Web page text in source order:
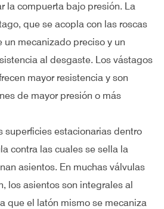
la compuerta bajo presión. La
que se acopla con las roscas
un mecanizado preciso y un
al desgaste. Los vástagos
mayor resistencia y son
de mayor presión o más
superficies estacionarias dentro
contra las cuales se sella la
asientos. En muchas válvulas
los asientos son integrales al
que el latón mismo se mecaniza